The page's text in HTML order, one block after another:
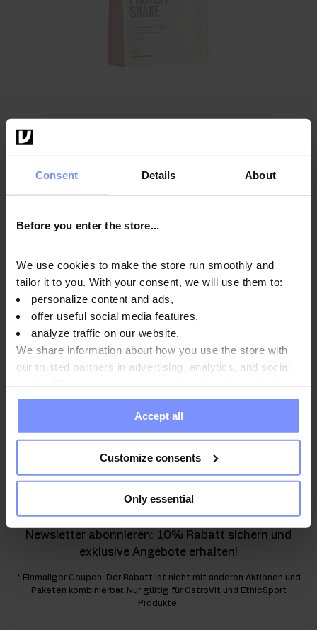
Consent Details About
Before you enter the store...
We use cookies to make the store run smoothly and
tailor it to you. With your consent, we will use them to:
personalize content and ads,
offer useful social media features,
analyze traffic on our website.
We share information about how you use the store with
our trusted partners in advertising, analytics, and social
information you have provided to them or that they have
collected when you use their services. Do you agree?
Accept all
Customize consents
Only essential
OstroVit Protein Shake 700 g
11,49 EUR
In den Warenkorb
Alle Produkte angesehen
10%
RABATT
FIT BLEIBEN UND SPAREN!
Newsletter abonnieren: 10% Rabatt sichern und
exklusive Angebote erhalten!
* Einmaliger Coupon. Der Rabatt ist nicht mit anderen Aktionen und
Paketen kombinierbar. Nur gültig für OstroVit und EthicSport
Produkte.